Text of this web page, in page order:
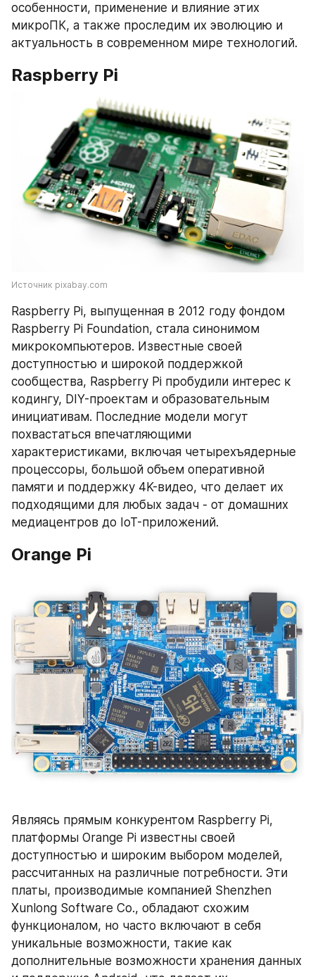
особенности, применение и влияние этих
микроПК, а также проследим их эволюцию и
актуальность в современном мире технологий.
Raspberry Pi
Источник pixabay.com
Raspberry Pi, выпущенная в 2012 году фондом
Raspberry Pi Foundation, стала синонимом
микрокомпьютеров. Известные своей
доступностью и широкой поддержкой
сообщества, Raspberry Pi пробудили интерес к
кодингу, DIY-проектам и образовательным
инициативам. Последние модели могут
похвастаться впечатляющими
характеристиками, включая четырехъядерные
процессоры, большой объем оперативной
памяти и поддержку 4K-видео, что делает их
подходящими для любых задач - от домашних
медиацентров до IoT-приложений.
Orange Pi
Являясь прямым конкурентом Raspberry Pi,
платформы Orange Pi известны своей
доступностью и широким выбором моделей,
рассчитанных на различные потребности. Эти
платы, производимые компанией Shenzhen
Xunlong Software Co., обладают схожим
функционалом, но часто включают в себя
уникальные возможности, такие как
дополнительные возможности хранения данных